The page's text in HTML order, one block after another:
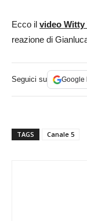
Ecco il video Witty
reazione di
Seguici su Google
TAGS Canale 5